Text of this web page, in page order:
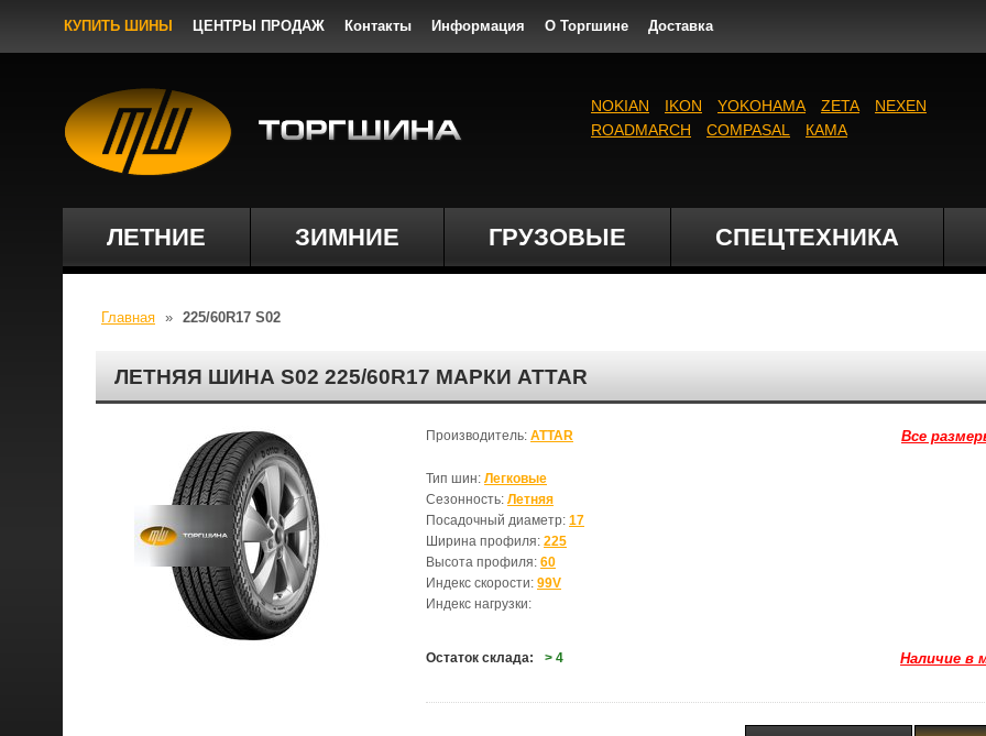
КУПИТЬ ШИНЫ ЦЕНТРЫ ПРОДАЖ Контакты Информация О Торгшине Доставка
ЛЕТНИЕ ЗИМНИЕ ГРУЗОВЫЕ СПЕЦТЕХНИКА
NOKIAN IKON YOKOHAMA ZETA
NEXEN
ROADMARCH
COMPASAL КАМА
Главная » 225/60R17 S02
ЛЕТНЯЯ ШИНА S02 225/60R17 МАРКИ ATTAR
Все
Производитель: ATTAR
Тип шин: Легковые
Сезонность: Летняя
Посадочный диаметр: 17
Ширина профиля: 225
Высота профиля: 60
Индекс скорости: 99V
Индекс нагрузки:
Остаток склада: > 4 Наличие в